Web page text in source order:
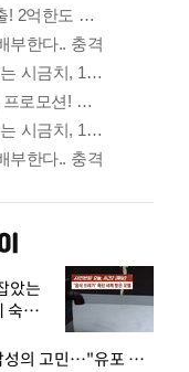
았는
박업
· 직장 불륜 발각된 40대 남성의 고민…"유포 동료 명예훼손·협박죄 고소 가능할까"